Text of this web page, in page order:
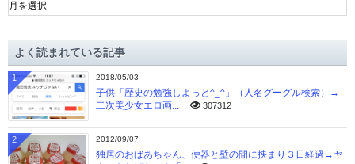
ー
ブよく読まれている記事
2018/05/03
子供「歴史の勉強しよっと^_^」（人名グーグル検索）→
二次美少女エロ画...
307312
1
2012/09/07
独居のおばあちゃん、便器と壁の間に挟まり３日経過→ヤ
2